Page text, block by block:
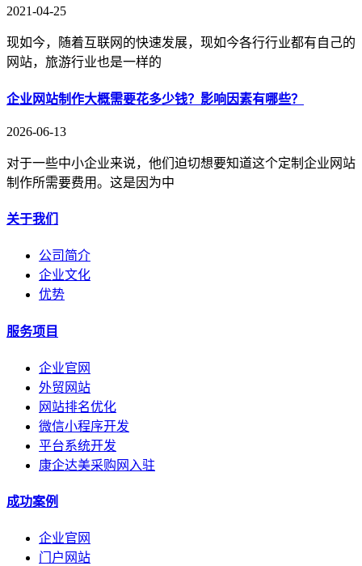
2021-04-25
现如今，随着互联网的快速发展，现如今各行行业都有自己的
网站，旅游行业也是一样的
企业网站制作大概需要花多少钱？影响因素有哪些？
2026-06-13
对于一些中小企业来说，他们迫切想要知道这个定制企业网站
制作所需要费用。这是因为中
关于我们
公司简介
企业文化
优势
服务项目
企业官网
外贸网站
网站排名优化
微信小程序开发
平台系统开发
康企达美采购网入驻
成功案例
企业官网
门户网站